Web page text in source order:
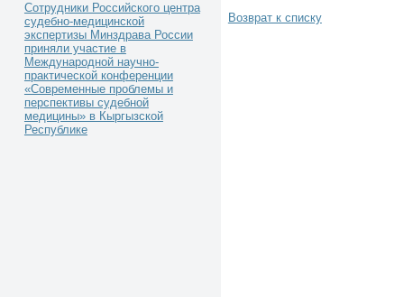
Сотрудники Российского центра
судебно-медицинской
экспертизы Минздрава России
приняли участие в
Международной научно-
практической конференции
«Современные проблемы и
перспективы судебной
медицины» в Кыргызской
Республике
Возврат к списку